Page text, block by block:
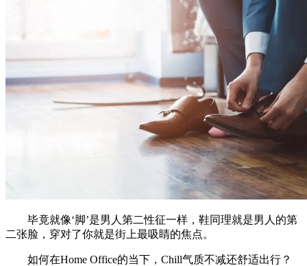
毕竟就像‘脚’是男人第二性征一样，鞋同理就是男人的第
二张脸，穿对了你就是街上最吸睛的焦点。
如何在Home Office的当下，Chill气质不减还舒适出行？